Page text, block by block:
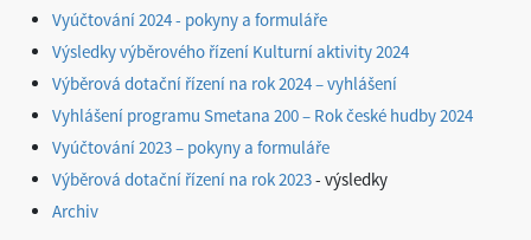
Vyúčtování 2024 - pokyny a formuláře
Výsledky výběrového řízení Kulturní aktivity 2024
Výběrová dotační řízení na rok 2024 – vyhlášení
Vyhlášení programu Smetana 200 – Rok české hudby 2024
Vyúčtování 2023 – pokyny a formuláře
Výběrová dotační řízení na rok 2023- výsledky
Archiv